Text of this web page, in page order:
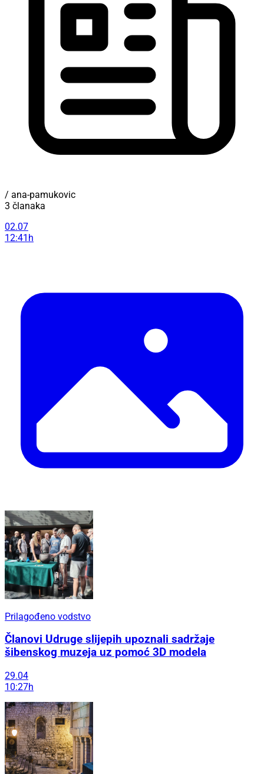
/ ana-pamukovic
3 članaka
02.07
12:41h
Prilagođeno vodstvo
Članovi Udruge slijepih upoznali sadržaje
šibenskog muzeja uz pomoć 3D modela
29.04
10:27h